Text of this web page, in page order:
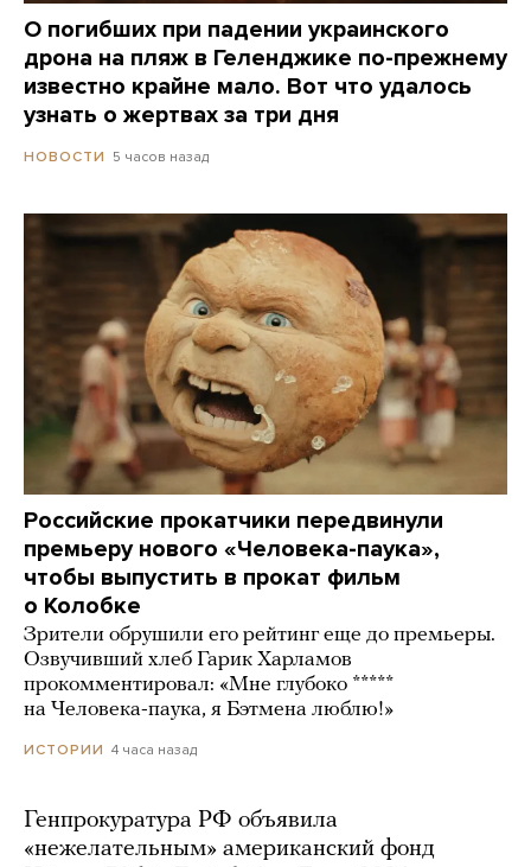
О погибших при падении украинского
дрона на пляж в Геленджике по-прежнему
известно крайне мало. Вот что удалось
узнать о жертвах за три дня
НОВОСТИ 5 часов назад
Российские прокатчики передвинули
премьеру нового «Человека-паука»,
чтобы выпустить в прокат фильм
о Колобке
Зрители обрушили его рейтинг еще до премьеры.
Озвучивший хлеб Гарик Харламов
прокомментировал: «Мне глубоко *****
на Человека-паука, я Бэтмена люблю!»
ИСТОРИИ 4 часа назад
Генпрокуратура РФ объявила
«нежелательным» американский фонд